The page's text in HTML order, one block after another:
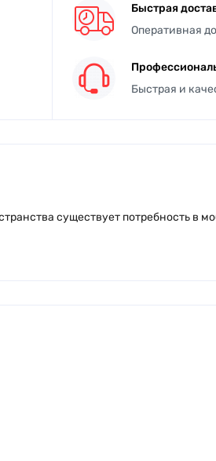
Быстрая
Оперативная
Быстрая и
существует потребность в